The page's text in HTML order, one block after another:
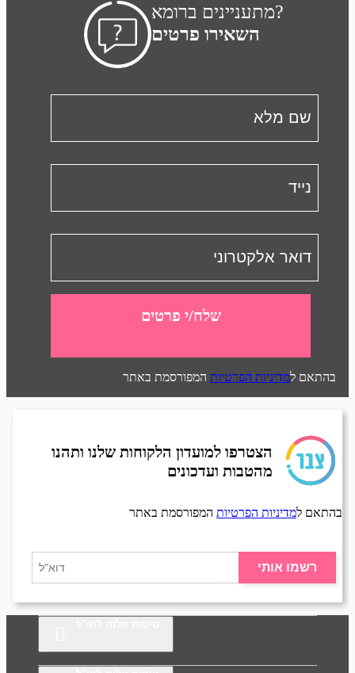
מתעניינים ברומא?
השאירו פרטים
שלח/י פרטים
בהתאם למדיניות הפרטיות המפורסמת באתר
הצטרפו למועדון הלקוחות שלנו ותהנו
מהטבות ועדכונים
בהתאם למדיניות הפרטיות המפורסמת באתר
רשמו אותי